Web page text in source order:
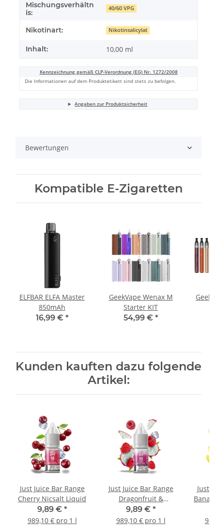
Mischungsverhältn
is:
40/60 VPG
Nikotinart: Nikotinsalicylat
Inhalt: 10,00 ml
Kennzeichnung gemäß CLP-Verordnung (EG) Nr. 1272/2008
Die Informationen auf dem Produktetikett sind stets zu befolgen.
Angaben zur Produktsicherheit
Bewertungen
Kompatible E-Zigaretten
ELFBAR ELFA Master
850mAh
16,99 € *
GeekVape Wenax M
Starter KIT
54,99 € *
Kunden kauften dazu folgende
Artikel:
Just Juice Bar Range
Cherry Nicsalt Liquid
9,89 € *
989,10 € pro 1 l
Just Juice Bar Range
Dragonfruit &
Raspberry Nicsalt
Liquid
9,89 € *
989,10 € pro 1 l
Just